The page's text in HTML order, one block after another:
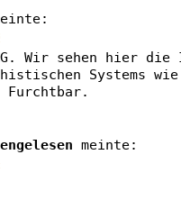
Wir sehen hier
Systems
meinte: